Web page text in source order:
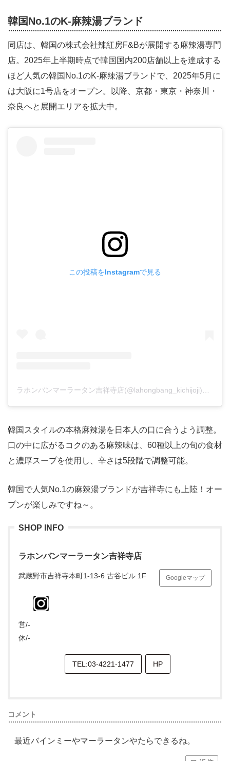
韓国No.1のK-麻辣湯ブランド
同店は、韓国の株式会社辣紅房F&Bが展開する麻辣湯専門
店。2025年上半期時点で韓国国内200店舗以上を達成する
ほど人気の韓国No.1のK-麻辣湯ブランドで、2025年5月に
は大阪に1号店をオープン。以降、京都・東京・神奈川・
奈良へと展開エリアを拡大中。
この投稿をInstagramで見る
ラホンバンマーラータン吉祥寺店(@lahongbang_kichijoji)がシェアした投稿
韓国スタイルの本格麻辣湯を日本人の口に合うよう調整。
口の中に広がるコクのある麻辣味は、60種以上の旬の食材
と濃厚スープを使用し、辛さは5段階で調整可能。
韓国で人気No.1の麻辣湯ブランドが吉祥寺にも上陸！オー
プンが楽しみですね～。
SHOP INFO
ラホンバンマーラータン吉祥寺店
Googleマップ
武蔵野市吉祥寺本町1-13-6 古谷ビル 1F
営/-
休/-
TEL:03-4221-1477 HP
コメント
最近バインミーやマーラータンやたらできるね。